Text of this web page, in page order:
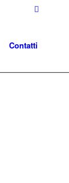
Contatti